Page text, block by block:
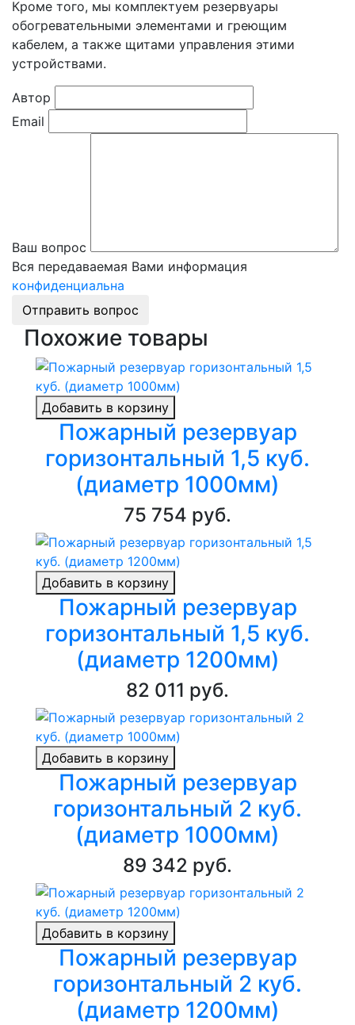
Кроме того, мы комплектуем резервуары
обогревательными элементами и греющим
кабелем, а также щитами управления этими
устройствами.
Автор
Email
Ваш вопрос
Вся передаваемая Вами информация
конфиденциальна
Отправить вопрос
Похожие товары
Добавить в корзину
Пожарный резервуар
горизонтальный 1,5 куб.
(диаметр 1000мм)
75 754 руб.
Добавить в корзину
Пожарный резервуар
горизонтальный 1,5 куб.
(диаметр 1200мм)
82 011 руб.
Добавить в корзину
Пожарный резервуар
горизонтальный 2 куб.
(диаметр 1000мм)
89 342 руб.
Добавить в корзину
Пожарный резервуар
горизонтальный 2 куб.
(диаметр 1200мм)